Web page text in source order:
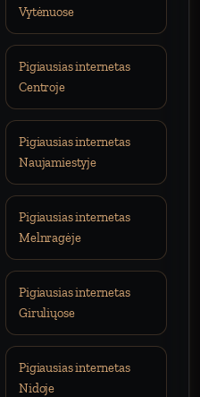
Vytėnuose
Pigiausias internetas
Centroje
Pigiausias internetas
Naujamiestyje
Pigiausias internetas
Melnragėje
Pigiausias internetas
Giruliųose
Pigiausias internetas
Nidoje